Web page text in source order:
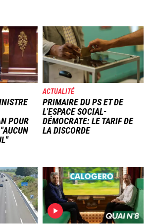
POUR
Image
ACTUALITÉ
PRIMAIRE DU PS ET DE
L'ESPACE SOCIAL-
DÉMOCRATE: LE TARIF DE
LA DISCORDE
Image